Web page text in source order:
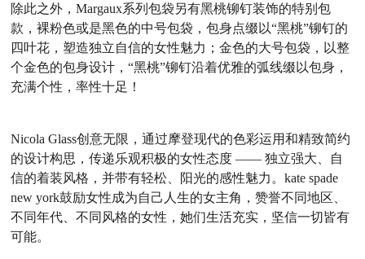
除此之外，Margaux系列包袋另有黑桃铆钉装饰的特别包
款，裸粉色或是黑色的中号包袋，包身点缀以“黑桃”铆钉的
四叶花，塑造独立自信的女性魅力；金色的大号包袋，以整
个金色的包身设计，“黑桃”铆钉沿着优雅的弧线缀以包身，
充满个性，率性十足！
Nicola Glass创意无限，通过摩登现代的色彩运用和精致简约
的设计构思，传递乐观积极的女性态度 —— 独立强大、自
信的着装风格，并带有轻松、阳光的感性魅力。kate spade
new york鼓励女性成为自己人生的女主角，赞誉不同地区、
不同年代、不同风格的女性，她们生活充实，坚信一切皆有
可能。